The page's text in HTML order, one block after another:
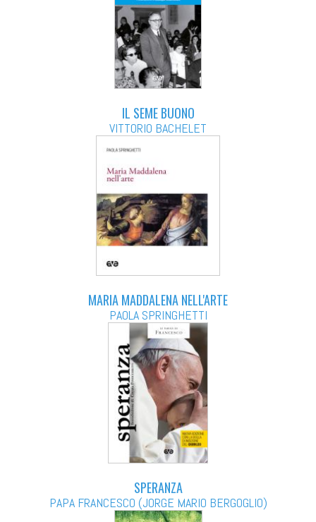
IL SEME BUONO
VITTORIO BACHELET
MARIA MADDALENA NELL'ARTE
PAOLA SPRINGHETTI
SPERANZA
PAPA FRANCESCO (JORGE MARIO BERGOGLIO)